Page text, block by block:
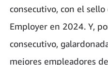
consecutivo, con el sello
Employer en 2024. Y,
consecutivo,
mejores empleadores